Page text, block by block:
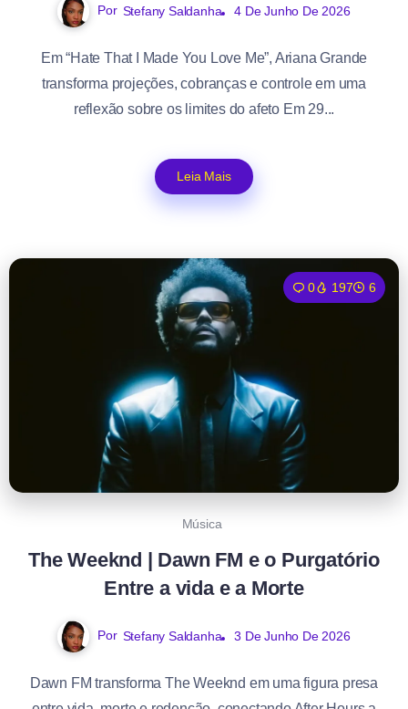
Por Stefany Saldanha 4 De Junho De 2026
Em “Hate That I Made You Love Me”, Ariana Grande
transforma projeções, cobranças e controle em uma
reflexão sobre os limites do afeto Em 29...
Leia Mais
0 197 6
Música
The Weeknd | Dawn FM e o Purgatório
Entre a vida e a Morte
Por Stefany Saldanha 3 De Junho De 2026
Dawn FM transforma The Weeknd em uma figura presa